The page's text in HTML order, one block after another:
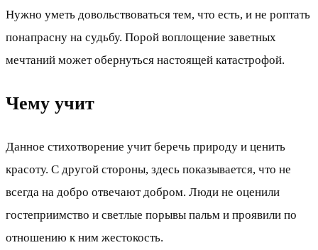
Нужно уметь довольствоваться тем, что есть, и не роптать
понапрасну на судьбу. Порой воплощение заветных
мечтаний может обернуться настоящей катастрофой.
Чему учит
Данное стихотворение учит беречь природу и ценить
красоту. С другой стороны, здесь показывается, что не
всегда на добро отвечают добром. Люди не оценили
гостеприимство и светлые порывы пальм и проявили по
отношению к ним жестокость.